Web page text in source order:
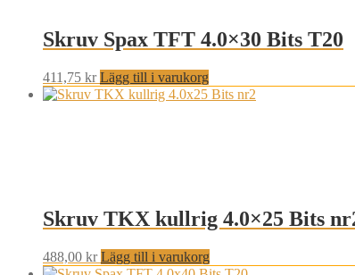
Skruv Spax TFT 4.0×30 Bits T20
411,75 kr Lägg till i varukorg
Skruv TKX kullrig 4.0×25 Bits
488,00 kr Lägg till i varukorg